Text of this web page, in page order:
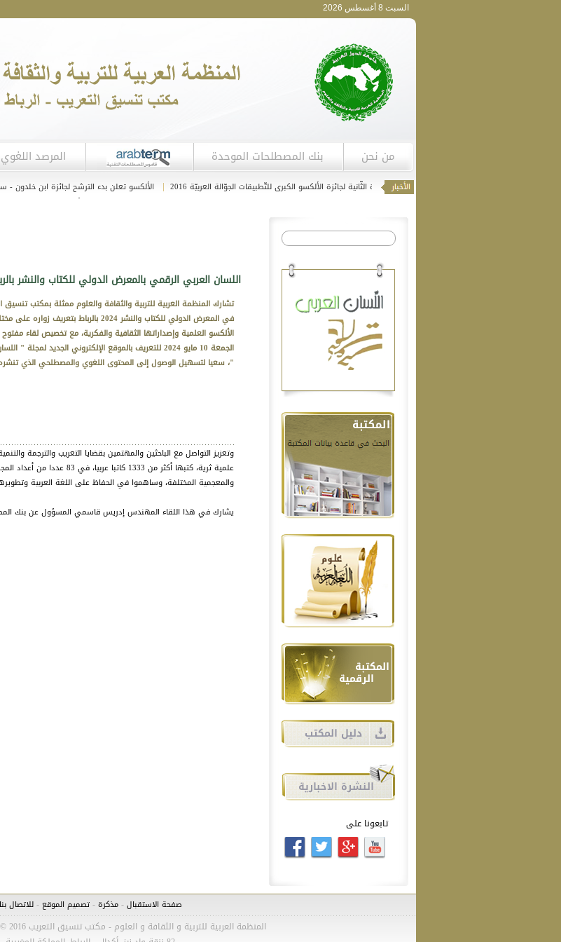
السبت 8 أغسطس 2026
من نحن بنك المصطلحات الموحدة المرصد اللغوي
انطلاق استقبال التّرشّحات للدّورة الثّانية لجائزة الألكسو الكبرى للتّطبيقات الجوّالة العربيّة 2016 | الألكسو تعلن بدء الترشح لجائزة ابن خلدون -
اللسان العربي الرقمي بالمعرض الدولي للكتاب والنشر
تشارك المنظمة العربية للتربية والثقافة والعلوم ممثلة بمكتب تنسيق
في المعرض الدولي للكتاب والنشر 2024 بالرباط بتعريف
الألكسو العلمية وإصداراتها الثقافية والفكرية، مع تخصيص لقاء
الجمعة 10 مايو 2024 للتعريف بالموقع الإلكتروني الجديد لمجلة "
"، سعيا لتسهيل الوصول إلى المحتوى اللغوي والمصطلحي الذي
وتعزيز التواصل مع الباحثين والمهتمين بقضايا التعريب والترجمة
والمعجمية المختلفة، وساهموا في الحفاظ على اللغة العربية
يشارك في هذا اللقاء المهندس إدريس قاسمي المسؤول عن بنك
تابعونا على
صفحة الاستقبال-مذكرة-تصميم الموقع-للاتصال بنا
المنظمة العربية للتربية و الثقافة و العلوم - مكتب تنسيق التعريب 2016 © جميع الحقوق محفوظة